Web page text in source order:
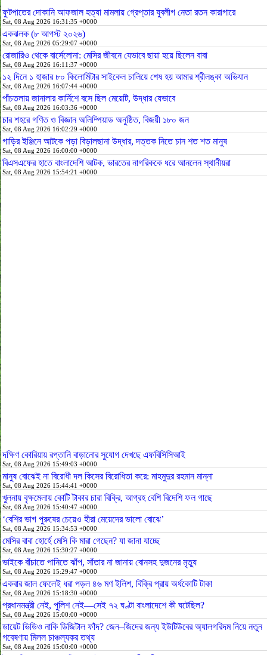
ফুটপাতের দোকানি আফজাল হত্যা মামলায় গ্রেপ্তার যুবলীগ নেতা রতন কারাগারে
Sat, 08 Aug 2026 16:31:35 +0000
একঝলক (৮ আগস্ট ২০২৬)
Sat, 08 Aug 2026 05:29:07 +0000
রোজারিও থেকে বার্সেলোনা: মেসির জীবনে যেভাবে ছায়া হয়ে ছিলেন বাবা
Sat, 08 Aug 2026 16:11:37 +0000
১২ দিনে ১ হাজার ৮০ কিলোমিটার সাইকেল চালিয়ে শেষ হয় আমার শ্রীলঙ্কা অভিযান
Sat, 08 Aug 2026 16:07:44 +0000
পাঁচতলায় জানালার কার্নিশে বসে ছিল মেয়েটি, উদ্ধার যেভাবে
Sat, 08 Aug 2026 16:03:36 +0000
চার শহরে গণিত ও বিজ্ঞান অলিম্পিয়াড অনুষ্ঠিত, বিজয়ী ১৮০ জন
Sat, 08 Aug 2026 16:02:29 +0000
গাড়ির ইঞ্জিনে আটকে পড়া বিড়ালছানা উদ্ধার, দত্তক নিতে চান শত শত মানুষ
Sat, 08 Aug 2026 16:00:00 +0000
বিএসএফের হাতে বাংলাদেশি আটক, ভারতের নাগরিককে ধরে আনলেন স্থানীয়রা
Sat, 08 Aug 2026 15:54:21 +0000
দক্ষিণ কোরিয়ায় রপ্তানি বাড়ানোর সুযোগ দেখছে এফবিসিসিআই
Sat, 08 Aug 2026 15:49:03 +0000
মানুষ বোঝেই না বিরোধী দল কিসের বিরোধিতা করে: মাহমুদুর রহমান মান্না
Sat, 08 Aug 2026 15:44:41 +0000
খুলনায় বৃক্ষমেলায় কোটি টাকার চারা বিক্রি, আগ্রহ বেশি বিদেশি ফল গাছে
Sat, 08 Aug 2026 15:40:47 +0000
‘বেশির ভাগ পুরুষের চেয়েও হীরা মেয়েদের ভালো বোঝে’
Sat, 08 Aug 2026 15:34:53 +0000
মেসির বাবা হোর্হে মেসি কি মারা গেছেন? যা জানা যাচ্ছে
Sat, 08 Aug 2026 15:30:27 +0000
ভাইকে বাঁচাতে পানিতে ঝাঁপ, সাঁতার না জানায় বোনসহ দুজনের মৃত্যু
Sat, 08 Aug 2026 15:29:47 +0000
একবার জাল ফেলেই ধরা পড়ল ৪৬ মণ ইলিশ, বিক্রি প্রায় অর্ধকোটি টাকা
Sat, 08 Aug 2026 15:18:30 +0000
প্রধানমন্ত্রী নেই, পুলিশ নেই—সেই ৭২ ঘণ্টা বাংলাদেশে কী ঘটেছিল?
Sat, 08 Aug 2026 15:00:00 +0000
ডায়েট ভিডিও নাকি ডিজিটাল ফাঁদ? জেন–জিদের জন্য ইউটিউবের অ্যালগরিদম নিয়ে নতুন
গবেষণায় মিলল চাঞ্চল্যকর তথ্য
Sat, 08 Aug 2026 15:00:00 +0000